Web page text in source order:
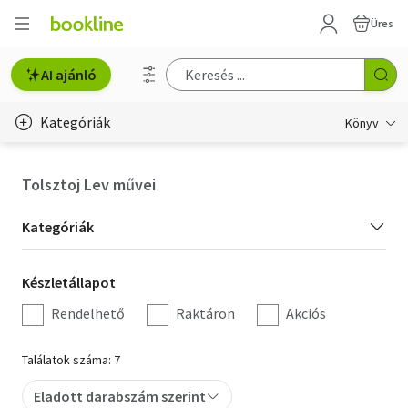
Üres
AI ajánló
Kategóriák Könyv
Hobbi, szabadidő
Irodalom
Művészet
Szakkönyv
Tolsztoj Lev művei
Kategória
szűrés
Kategóriák
Készletállapot
szűrés
Készletállapot
Rendelhető
Raktáron Akciós
Találatok száma: 7
Eladott darabszám szerint